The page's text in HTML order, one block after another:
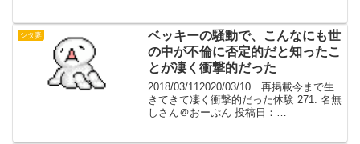
ながら話しかけられた。「私さんって...
シタ妻
ベッキーの騒動で、こんなにも世
の中が不倫に否定的だと知ったこ
とが凄く衝撃的だった
2018/03/112020/03/10 再掲載今まで生
きてきて凄く衝撃的だった体験 271: 名無
しさん＠おーぷん 投稿日：